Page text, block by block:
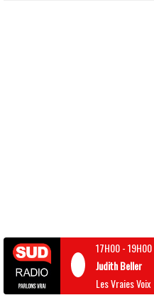
17H00-19H00
Judith Beller
Les Vraies Voix